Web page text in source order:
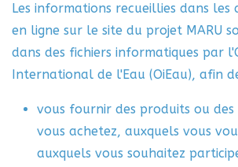
Les informations recueillies dans les
en ligne sur le site du projet MARU
dans des fichiers informatiques par
International de l'Eau (OiEau), afin
vous fournir des produits ou des
vous achetez, auxquels vous
auxquels vous souhaitez